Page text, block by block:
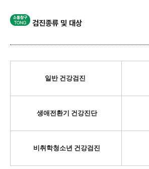
검진종류 및 대상
일반 건강검진
생애전환기 건강진단
비취학청소년 건강검진